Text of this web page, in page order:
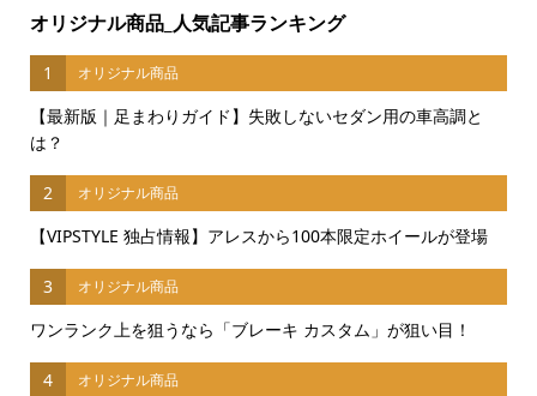
オリジナル商品_人気記事ランキング
1 オリジナル商品
【最新版｜足まわりガイド】失敗しないセダン用の車高調と
は？
2 オリジナル商品
【VIPSTYLE 独占情報】アレスから100本限定ホイールが登場
3 オリジナル商品
ワンランク上を狙うなら「ブレーキ カスタム」が狙い目！
4 オリジナル商品